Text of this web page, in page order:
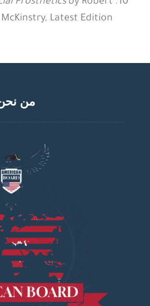
McKinstry, Latest Edition.
من